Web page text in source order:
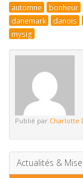
automne bonheur
danemark
danois
mysig
Publié par Charlotte
Actualités &